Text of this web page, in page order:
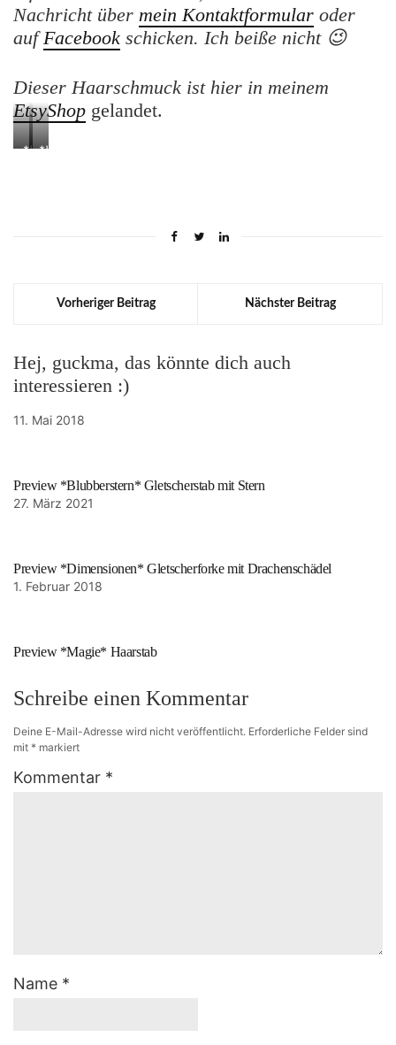
Nachricht über mein Kontaktformular oder
aufFacebook schicken. Ich beiße nicht 😉
Dieser Haarschmuck ist hier in meinem
EtsyShop gelandet.
*WalnussWelle
*WalnussWelle
Vorheriger Beitrag Nächster Beitrag
Hej, guckma, das könnte dich auch
interessieren :)
11. Mai 2018
Preview *Blubberstern* Gletscherstab mit Stern
27. März 2021
Preview *Dimensionen* Gletscherforke mit Drachenschädel
1. Februar 2018
Preview *Magie* Haarstab
Schreibe einen Kommentar
Deine E-Mail-Adresse wird nicht veröffentlicht. Erforderliche Felder sind
mit * markiert
Kommentar *
Name *